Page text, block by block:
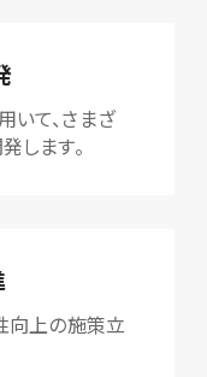
いて、さまざ
します。
向上の施策立